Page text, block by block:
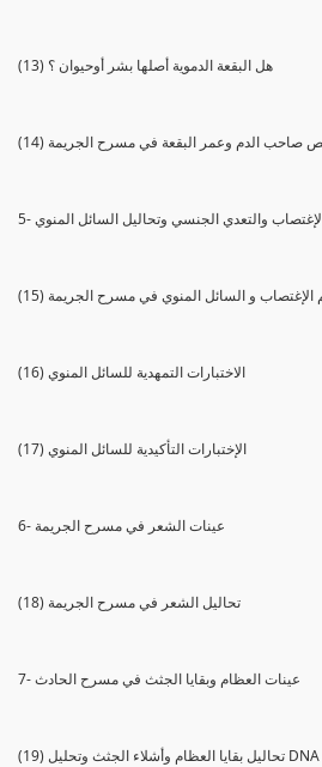
(13) هل البقعة الدموية أصلها بشر أوحيوان ؟
صاحب الدم وعمر البقعة في مسرح الجريمة
الإغتصاب والتعدي الجنسي وتحاليل السائل المنوي
الإغتصاب و السائل المنوي في مسرح الجريمة
(16) الاختبارات التمهدية للسائل المنوي
(17) الإختبارات التأكيدية للسائل المنوي
6- عينات الشعر في مسرح الجريمة
(18) تحاليل الشعر في مسرح الجريمة
7- عينات العظام وبقايا الجثث في مسرح الحادث